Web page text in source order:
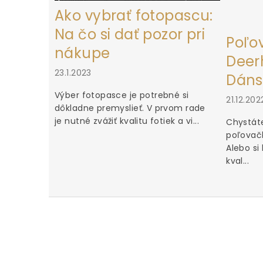
Ako vybrať fotopascu:
Na čo si dať pozor pri
nákupe
23.1.2023
Výber fotopasce je potrebné si
dôkladne premyslieť. V prvom rade
je nutné zvážiť kvalitu fotiek a vi...
Alebo
kval...